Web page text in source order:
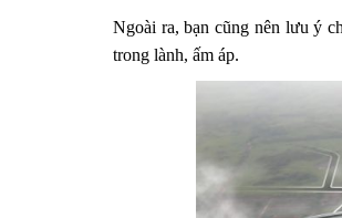
Ngoài ra, bạn cũng nên lưu ý
trong lành, ấm áp.